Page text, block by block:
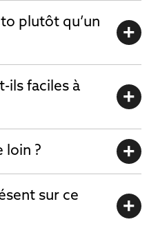
plutôt qu’un
ils faciles à
loin ?
sur ce